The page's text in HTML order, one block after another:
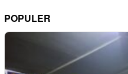
POPULER